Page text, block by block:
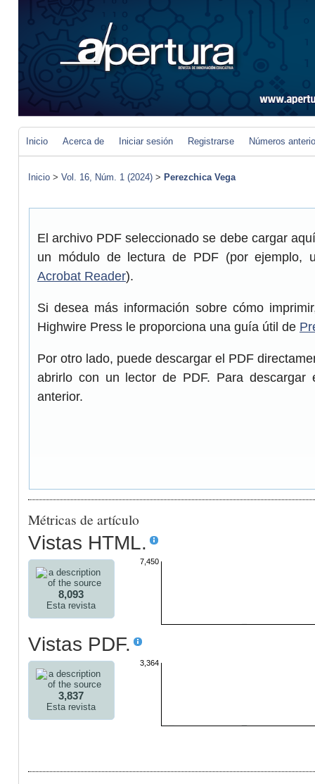
Inicio Acerca de Iniciar sesión Registrarse Números
Inicio > Vol. 16, Núm. 1 (2024) > Perezchica Vega
El archivo PDF seleccionado se debe cargar
un módulo de lectura de PDF (por ejemplo,
Acrobat Reader).
Si desea más información sobre cómo
Highwire Press le proporciona una guía útil de
Por otro lado, puede descargar el PDF
abrirlo con un lector de PDF. Para
anterior.
Métricas de artículo
Vistas HTML.
8,093
Esta revista
7,450
Vistas PDF.
3,837
Esta revista
3,364